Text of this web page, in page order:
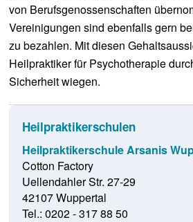
von Berufsgenossenschaften
Vereinigungen sind ebenfalls gern
zu bezahlen. Mit diesen
Heilpraktiker für Psychotherapie
Sicherheit wiegen.
Heilpraktikerschulen
Heilpraktikerschule Arsanis
Cotton Factory
Uellendahler Str. 27-29
42107 Wuppertal
Tel.: 0202 - 317 88 50